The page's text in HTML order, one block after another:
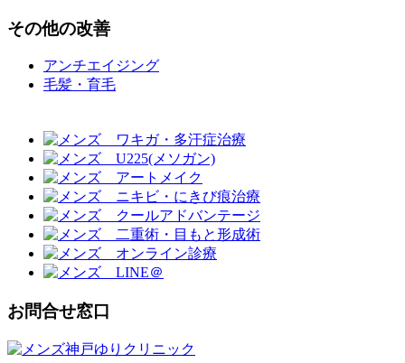
その他の改善
アンチエイジング
毛髪・育毛
お問合せ窓口